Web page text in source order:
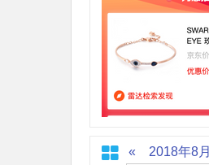
« 2018年8月